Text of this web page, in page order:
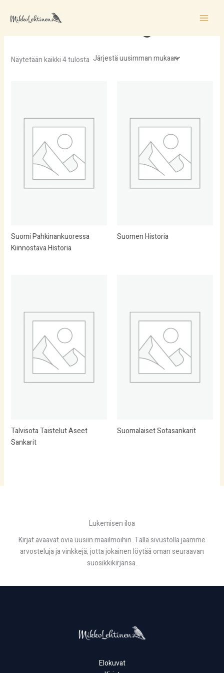
sisältöön
Ilkka Enkenberg
Näytetään kaikki 4 tulosta
Suomi Pahkinankuoressa
Kiinnostava Historia
Suomen Historia
Talvisota Taistelut Aseet
Sankarit
Suomalaiset Sotasankarit
Lukemisen iloa
Kirjat avaavat ovia uusiin maailmoihin. Tällä sivustolla jaamme
arvosteluja ja vinkkejä, jotta jokainen löytää oman seuraavan
suosikkikirjansa.
Elokuvat